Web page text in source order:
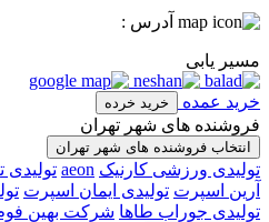
آدرس :
مسیر یابی
خرید عمده خرید خرده
فروشنده های شهر تهران
انتخاب فروشنده های شهر تهران
تولیدی ورزشی کارنیک aeon تولیدی
آرین اسپرت تولیدی ایمان اسپرت
تولیدی جوراب طاها شرکت بهین